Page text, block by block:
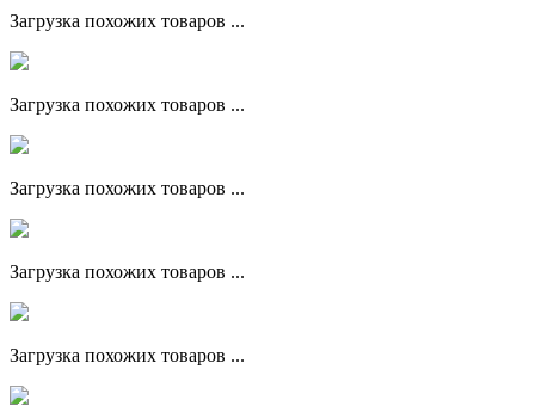
Загрузка похожих товаров ...
Загрузка похожих товаров ...
Загрузка похожих товаров ...
Загрузка похожих товаров ...
Загрузка похожих товаров ...